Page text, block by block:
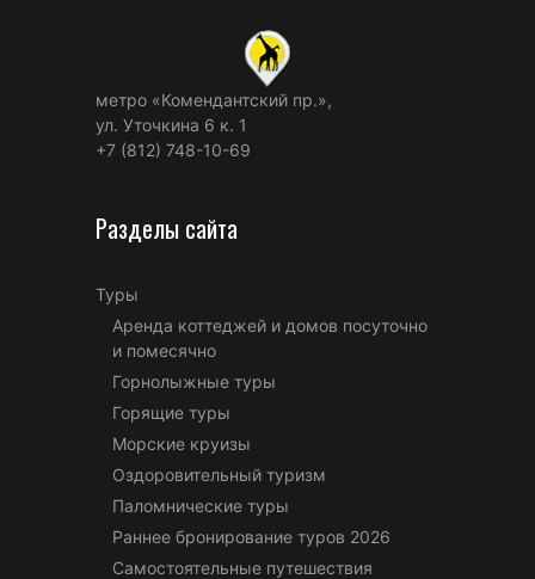
метро «Комендантский пр.»,
ул. Уточкина 6 к. 1
+7 (812) 748-10-69
Разделы сайта
Туры
Аренда коттеджей и домов посуточно
и помесячно
Горнолыжные туры
Горящие туры
Морские круизы
Оздоровительный туризм
Паломнические туры
Раннее бронирование туров 2026
Самостоятельные путешествия